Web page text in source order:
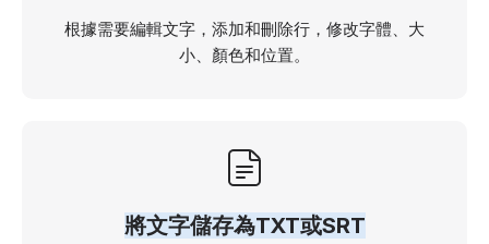
根據需要編輯文字，添加和刪除行，修改字體、大
小、顏色和位置。
將文字儲存為TXT或SRT